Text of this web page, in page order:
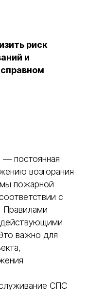
риск
и
— постоянная
возгорания
пожарной
с
Правилами
важно для
СПС